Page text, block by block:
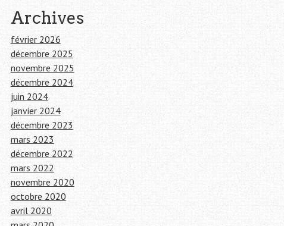
Archives
février 2026
décembre 2025
novembre 2025
décembre 2024
juin 2024
janvier 2024
décembre 2023
mars 2023
décembre 2022
mars 2022
novembre 2020
octobre 2020
avril 2020